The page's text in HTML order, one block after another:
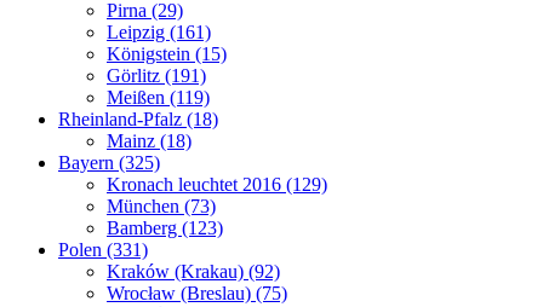
Pirna (29)
Leipzig (161)
Königstein (15)
Görlitz (191)
Meißen (119)
Rheinland-Pfalz (18)
Mainz (18)
Bayern (325)
Kronach leuchtet 2016 (129)
München (73)
Bamberg (123)
Polen (331)
Kraków (Krakau) (92)
Wrocław (Breslau) (75)